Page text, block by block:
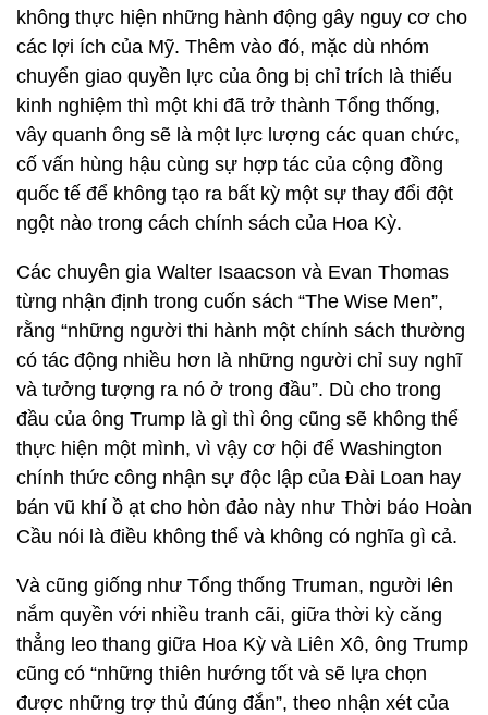
không thực hiện những hành động gây nguy cơ cho
các lợi ích của Mỹ. Thêm vào đó, mặc dù nhóm
chuyển giao quyền lực của ông bị chỉ trích là thiếu
kinh nghiệm thì một khi đã trở thành Tổng thống,
vây quanh ông sẽ là một lực lượng các quan chức,
cố vấn hùng hậu cùng sự hợp tác của cộng đồng
quốc tế để không tạo ra bất kỳ một sự thay đổi đột
ngột nào trong cách chính sách của Hoa Kỳ.
Các chuyên gia Walter Isaacson và Evan Thomas
từng nhận định trong cuốn sách “The Wise Men”,
rằng “những người thi hành một chính sách thường
có tác động nhiều hơn là những người chỉ suy nghĩ
và tưởng tượng ra nó ở trong đầu”. Dù cho trong
đầu của ông Trump là gì thì ông cũng sẽ không thể
thực hiện một mình, vì vậy cơ hội để Washington
chính thức công nhận sự độc lập của Đài Loan hay
bán vũ khí ồ ạt cho hòn đảo này như Thời báo Hoàn
Cầu nói là điều không thể và không có nghĩa gì cả.
Và cũng giống như Tổng thống Truman, người lên
nắm quyền với nhiều tranh cãi, giữa thời kỳ căng
thẳng leo thang giữa Hoa Kỳ và Liên Xô, ông Trump
cũng có “những thiên hướng tốt và sẽ lựa chọn
được những trợ thủ đúng đắn”, theo nhận xét của